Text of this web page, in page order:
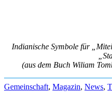
Indianische Symbole für
(aus dem Buch Wiliam
Gemeinschaft, Magazin, News,